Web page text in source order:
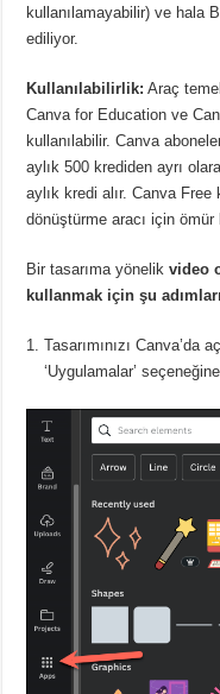
kullanılamayabilir) ve hala
ediliyor.
Kullanılabilirlik: Araç
Canva for Education ve
kullanılabilir.Canva
aylık 500 krediden ayrı
aylık kredi alır.Canva Free
dönüştürme aracı için ömür
Bir tasarıma yönelikvideo
kullanmak için şu
Tasarımınızı Canva’da
‘Uygulamalar’ seçeneğine